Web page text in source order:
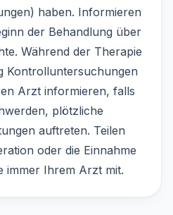
haben. Informieren
der Behandlung über
Während der Therapie
Kontrolluntersuchungen
Arzt informieren, falls
plötzliche
auftreten. Teilen
oder die Einnahme
immer Ihrem Arzt mit.